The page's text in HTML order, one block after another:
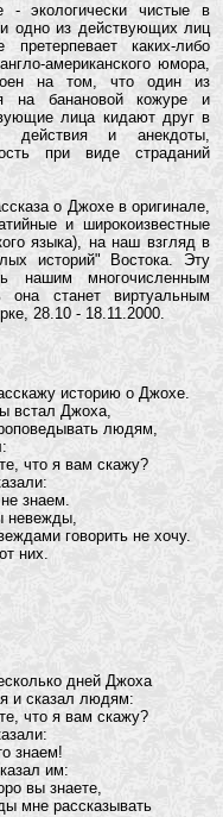
-экологически чистые в
одно из действующих лиц
каких-либо
американского юмора,
на том, что один из
на банановой кожуре и
лица кидают друг в
действия и анекдоты,
при виде страданий
о Джохе в оригинале,
и широкоизвестные
языка), на наш взгляд в
историй" Востока. Эту
нашим многочисленным
она станет виртуальным
28.10 - 18.11.2000.
историю о Джохе.
встал Джоха,
людям,
что я вам скажу?
знаем.
невежды,
говорить не хочу.
них.
дней Джоха
и сказал людям:
что я вам скажу?
знаем!
им:
вы знаете,
мне рассказывать